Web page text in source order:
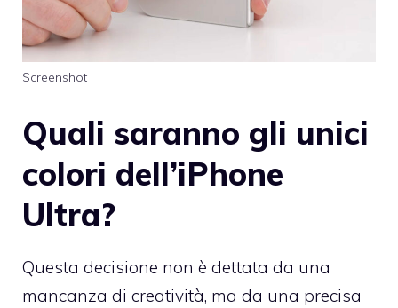
Screenshot
Quali saranno gli unici
colori dell’iPhone
Ultra?
Questa decisione non è dettata da una
mancanza di creatività, ma da una precisa